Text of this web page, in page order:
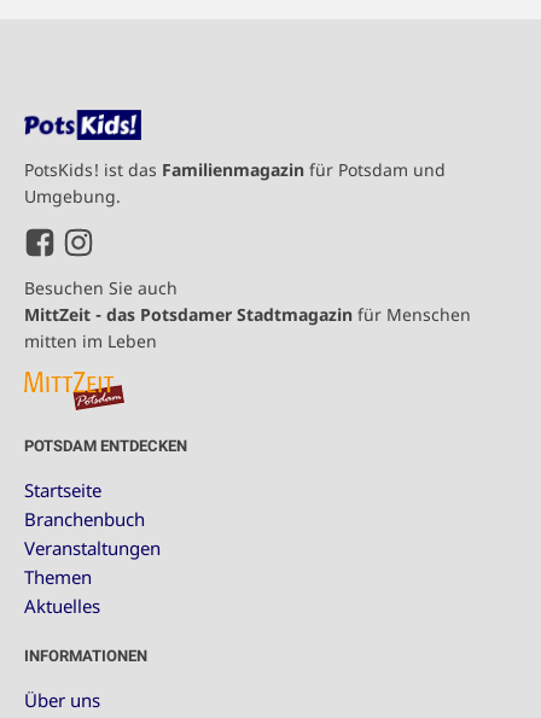
PotsKids! ist das Familienmagazin für Potsdam und
Umgebung.
Besuchen Sie auch
MittZeit - das Potsdamer Stadtmagazin für Menschen
mitten im Leben
POTSDAM ENTDECKEN
Startseite
Branchenbuch
Veranstaltungen
Themen
Aktuelles
INFORMATIONEN
Über uns